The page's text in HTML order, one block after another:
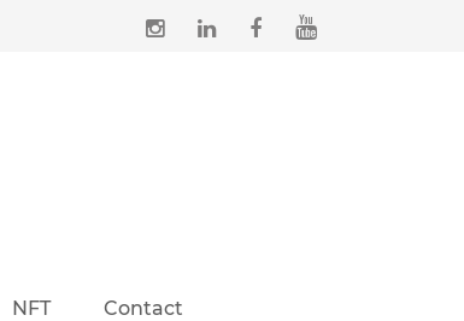
NFT Contact